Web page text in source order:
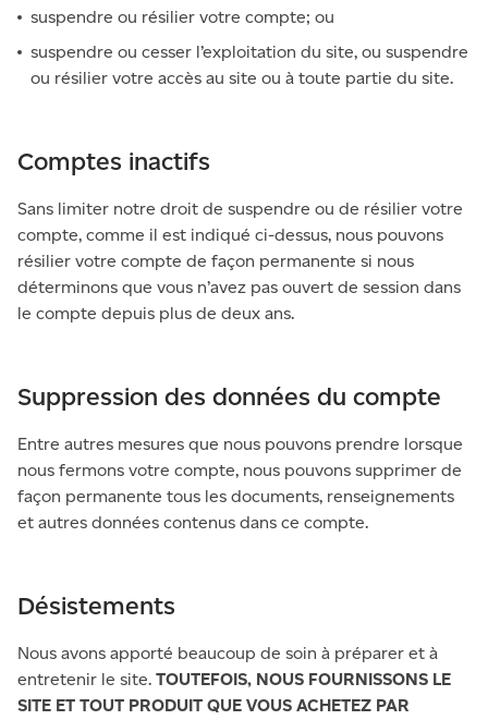
suspendre ou résilier votre compte; ou
suspendre ou cesser l’exploitation du site, ou suspendre
ou résilier votre accès au site ou à toute partie du site.
Comptes inactifs
Sans limiter notre droit de suspendre ou de résilier votre
compte, comme il est indiqué ci-dessus, nous pouvons
résilier votre compte de façon permanente si nous
déterminons que vous n’avez pas ouvert de session dans
le compte depuis plus de deux ans.
Suppression des données du compte
Entre autres mesures que nous pouvons prendre lorsque
nous fermons votre compte, nous pouvons supprimer de
façon permanente tous les documents, renseignements
et autres données contenus dans ce compte.
Désistements
Nous avons apporté beaucoup de soin à préparer et à
entretenir le site. TOUTEFOIS, NOUS FOURNISSONS LE
SITE ET TOUT PRODUIT QUE VOUS ACHETEZ PAR